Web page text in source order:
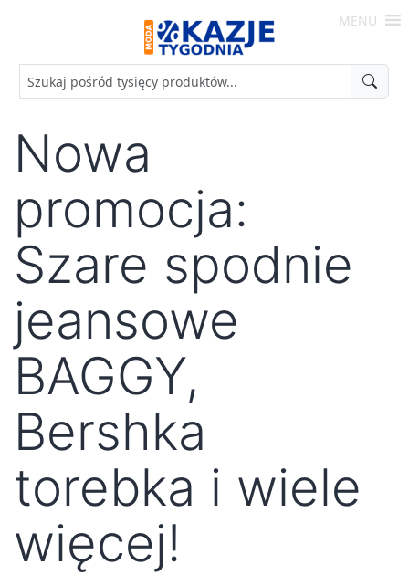
Moda
-
Okazje
MENU
Nowa
promocja:
Szare spodnie
jeansowe
BAGGY,
Bershka
torebka i wiele
więcej!